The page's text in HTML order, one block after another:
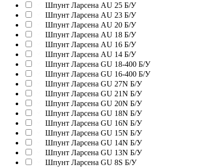
Шпунт Ларсена AU 25 Б/У
Шпунт Ларсена AU 23 Б/У
Шпунт Ларсена AU 20 Б/У
Шпунт Ларсена AU 18 Б/У
Шпунт Ларсена AU 16 Б/У
Шпунт Ларсена AU 14 Б/У
Шпунт Ларсена GU 18-400 Б/У
Шпунт Ларсена GU 16-400 Б/У
Шпунт Ларсена GU 27N Б/У
Шпунт Ларсена GU 21N Б/У
Шпунт Ларсена GU 20N Б/У
Шпунт Ларсена GU 18N Б/У
Шпунт Ларсена GU 16N Б/У
Шпунт Ларсена GU 15N Б/У
Шпунт Ларсена GU 14N Б/У
Шпунт Ларсена GU 13N Б/У
Шпунт Ларсена GU 8S Б/У